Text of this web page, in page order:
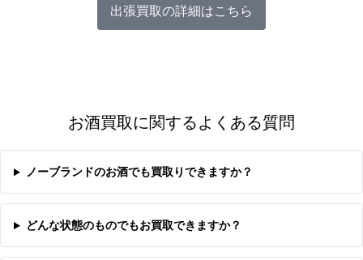
出張買取の詳細はこちら
お酒買取に関するよくある質問
ノーブランドのお酒でも買取りできますか？
どんな状態のものでもお買取できますか？